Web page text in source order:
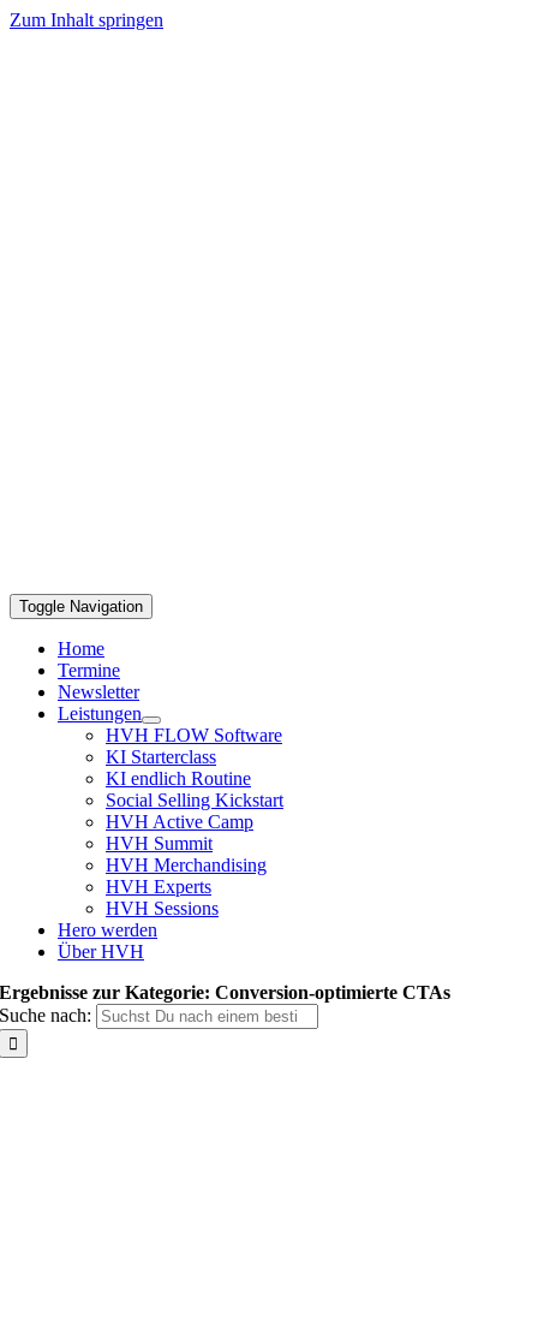
Zum Inhalt springen
Toggle Navigation
Home
Termine
Newsletter
Leistungen
HVH FLOW Software
KI Starterclass
KI endlich Routine
Social Selling Kickstart
HVH Active Camp
HVH Summit
HVH Merchandising
HVH Experts
HVH Sessions
Hero werden
Über HVH
Ergebnisse zur Kategorie: Conversion-optimierte CTAs
Suche nach: